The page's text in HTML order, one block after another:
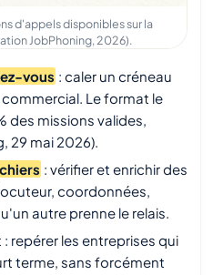
d'appels disponibles sur la
JobPhoning, 2026).
vous : caler un créneau
Le format le
des missions valides,
29 mai 2026).
: vérifier et enrichir des
coordonnées,
autre prenne le relais.
repérer les entreprises qui
terme, sans forcément